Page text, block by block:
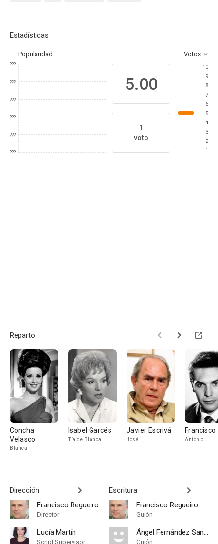
Estadísticas
Popularidad Votos
???
???
???
???
???
???
5.00
1
voto
10
9
8
7
6
5
4
3
2
1
Reparto
Concha
Velasco
Blanca
Isabel Garcés
Tía de Blanca
Javier Escrivá
José
Francisco
Antonio
Dirección
Francisco Regueiro
Director
Lucía Martín
Script Supervisor
Escritura
Francisco Regueiro
Guión
Ángel Fernández Santos
Guión